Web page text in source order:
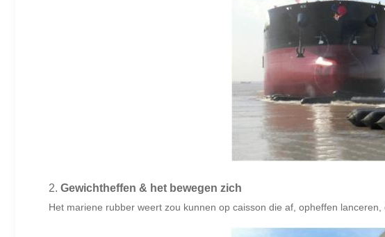
2. Gewichtheffen & het bewegen zich
Het mariene rubber weert zou kunnen op caisson die af, opheffen